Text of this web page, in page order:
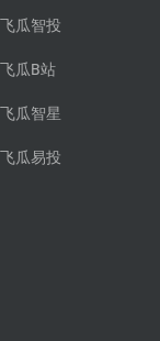
飞瓜智投
飞瓜B站
飞瓜智星
飞瓜易投